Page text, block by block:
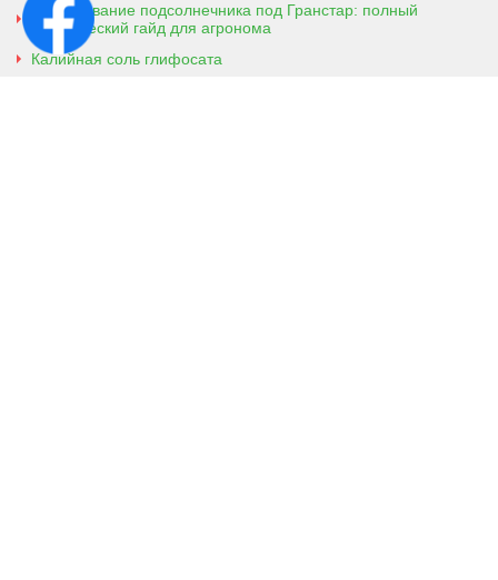
Выращивание подсолнечника под Гранстар: полный
практический гайд для агронома
Калийная соль глифосата